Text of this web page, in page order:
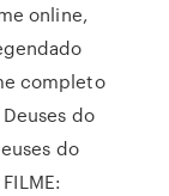
online,
completo
do
do